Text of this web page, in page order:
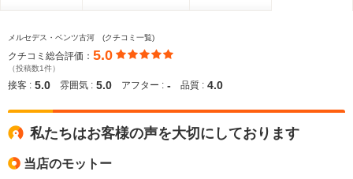
メルセデス・ベンツ古河 (クチコミ一覧)
クチコミ総合評価： 5.0
（投稿数1件）
接客 : 5.0 雰囲気 : 5.0 アフター : - 品質 : 4.0
私たちはお客様の声を大切にしております
当店のモットー